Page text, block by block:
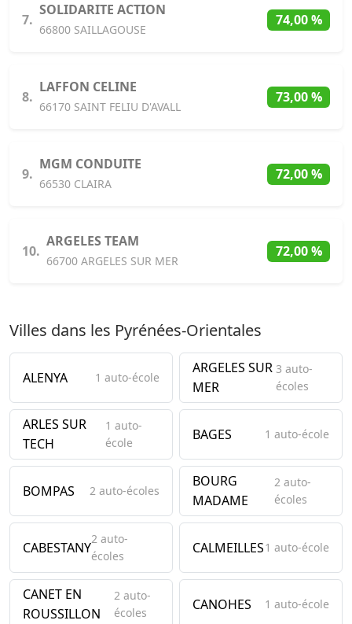
7.
SOLIDARITE ACTION
66800 SAILLAGOUSE
74,00 %
8.
LAFFON CELINE
66170 SAINT FELIU D'AVALL
73,00 %
9.
MGM CONDUITE
66530 CLAIRA
72,00 %
10.
ARGELES TEAM
66700 ARGELES SUR MER
72,00 %
Villes dans les Pyrénées-Orientales
ALENYA 1 auto-école
ARGELES SUR
MER
3 auto-
écoles
ARLES SUR
TECH
1 auto-
école
BAGES 1 auto-école
BOMPAS 2 auto-écoles
BOURG
MADAME
2 auto-
écoles
CABESTANY2 auto-
écoles
CALMEILLES1 auto-école
CANET EN
ROUSSILLON
2 auto-
écoles
CANOHES 1 auto-école